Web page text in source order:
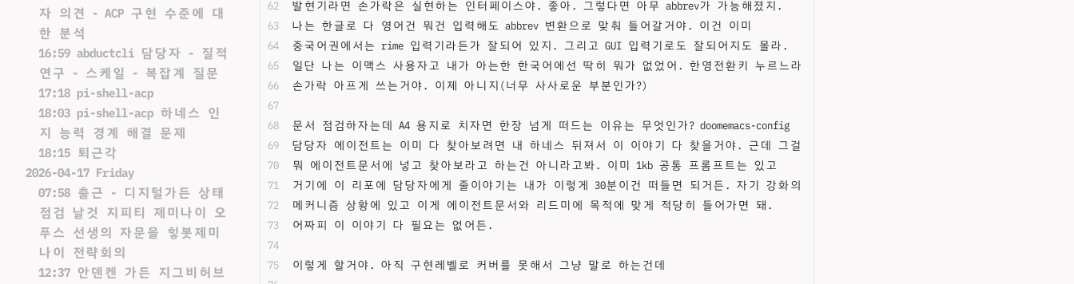
자 의견 - ACP 구현 수준에 대
한 분석
16:59 abductcli 담당자 - 질적
연구 - 스케일 - 복잡계 질문
17:18 pi-shell-acp
18:03 pi-shell-acp 하네스 인
지 능력 경계 해결 문제
18:15 퇴근각
2026-04-17 Friday
07:58 출근 - 디지털가든 상태
점검 날것 지피티 제미나이 오
푸스 선생의 자문을 힣봇제미
나이 전략회의
12:37 안덴켄 가든 지그비허브
발현기라면 손가락은 실현하는 인터페이스야. 좋아. 그렇다면 아무 abbrev가 가능해졌지.
나는 한글로 다 영어건 뭐건 입력해도 abbrev 변환으로 맞춰 들어갈거야. 이건 이미
중국어권에서는 rime 입력기라든가 잘되어 있지. 그리고 GUI 입력기로도 잘되어지도 몰라.
일단 나는 이맥스 사용자고 내가 아는한 한국어에선 딱히 뭐가 없었어. 한영전환키 누르느라
손가락 아프게 쓰는거야. 이제 아니지(너무 사사로운 부분인가?)
문서 점검하자는데 A4 용지로 치자면 한장 넘게 떠드는 이유는 무엇인가? doomemacs-config
담당자 에이전트는 이미 다 찾아보려면 내 하네스 뒤져서 이 이야기 다 찾을거야. 근데 그걸
뭐 에이전트문서에 넣고 찾아보라고 하는건 아니라고봐. 이미 1kb 공통 프롬프트는 있고
거기에 이 리포에 담당자에게 줄이야기는 내가 이렇게 30분이건 떠들면 되거든. 자기 강화의
메커니즘 상황에 있고 이게 에이전트문서와 리드미에 목적에 맞게 적당히 들어가면 돼.
어짜피 이 이야기 다 필요는 없어든.
이렇게 할거야. 아직 구현레벨로 커버를 못해서 그냥 말로 하는건데